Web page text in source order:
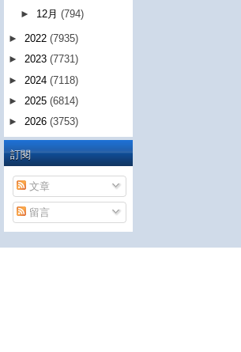
► 12月(794)
► 2022 (7935)
► 2023 (7731)
► 2024 (7118)
► 2025 (6814)
► 2026 (3753)
訂閱
文章
留言